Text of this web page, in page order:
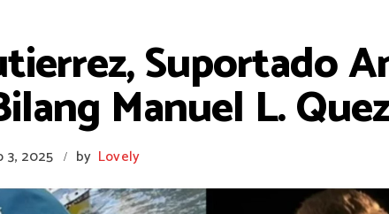
Suportado
Manuel L.
3, 2025 / by Lovely